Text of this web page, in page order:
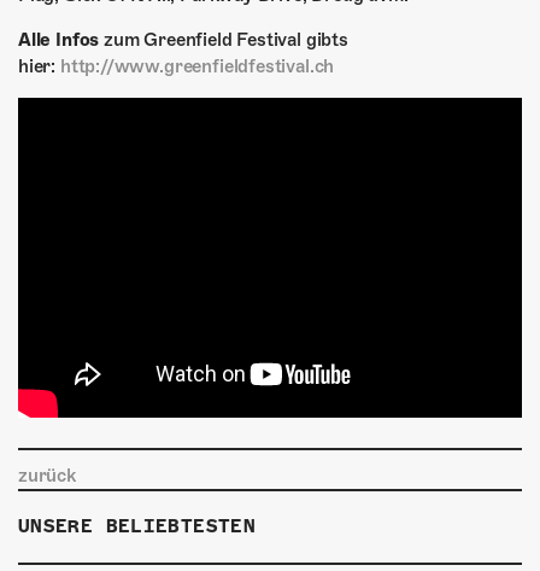
MITMACHEN
Alle Infos zum Greenfield Festival gibts
hier: http://www.greenfieldfestival.ch
zurück
UNSERE BELIEBTESTEN